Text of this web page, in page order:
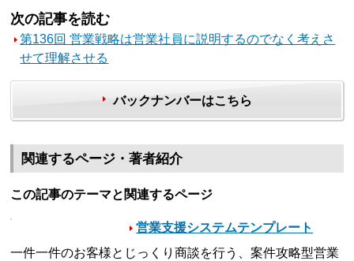
次の記事を読む
第136回 営業戦略は営業社員に説明するのでなく考えさ
せて理解させる
バックナンバーはこちら
関連するページ・著者紹介
この記事のテーマと関連するページ
営業支援システムテンプレート
一件一件のお客様とじっくり商談を行う、案件攻略型営業